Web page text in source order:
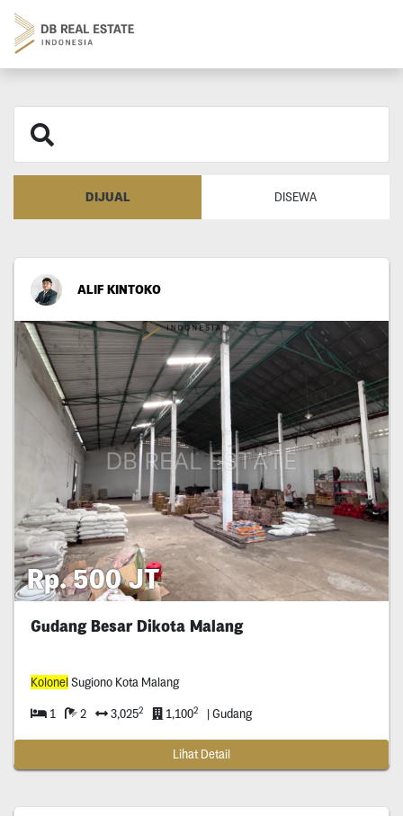
DIJUAL DISEWA
ALIF KINTOKO
Rp. 500 JT
Gudang Besar Dikota Malang
KolonelSugiono Kota Malang
1 2 3,0252 1,1002 | Gudang
Lihat Detail